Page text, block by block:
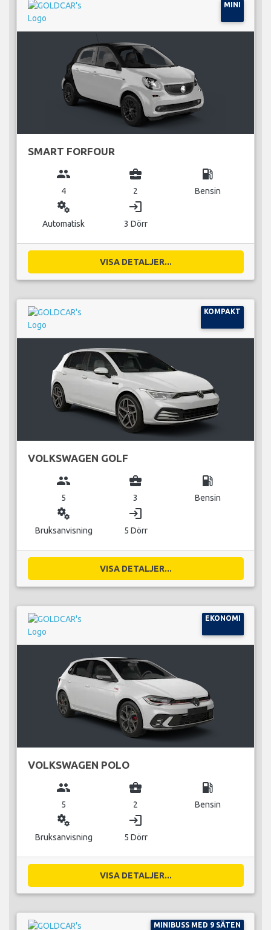
MINI
SMART FORFOUR
group
4
business_center
2
local_gas_station
Bensin
miscellaneous_services
Automatisk
login
3 Dörr
VISA DETALJER...
KOMPAKT
VOLKSWAGEN GOLF
group
5
business_center
3
local_gas_station
Bensin
miscellaneous_services
Bruksanvisning
login
5 Dörr
VISA DETALJER...
EKONOMI
VOLKSWAGEN POLO
group
5
business_center
2
local_gas_station
Bensin
miscellaneous_services
Bruksanvisning
login
5 Dörr
VISA DETALJER...
MINIBUSS MED 9 SÄTEN